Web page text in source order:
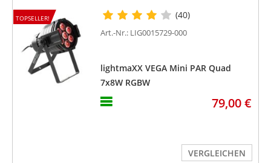
TOPSELLER! (40)
Art.-Nr.: LIG0015729-000
lightmaXX VEGA Mini PAR Quad
7x8W RGBW
79,00 €
VERGLEICHEN